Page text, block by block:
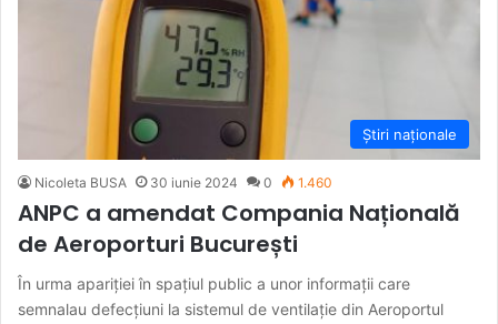
Știri naționale
Nicoleta BUSA 30 iunie 2024 0 1.460
ANPC a amendat Compania Națională
de Aeroporturi București
În urma apariției în spațiul public a unor informații care
semnalau defecțiuni la sistemul de ventilație din Aeroportul